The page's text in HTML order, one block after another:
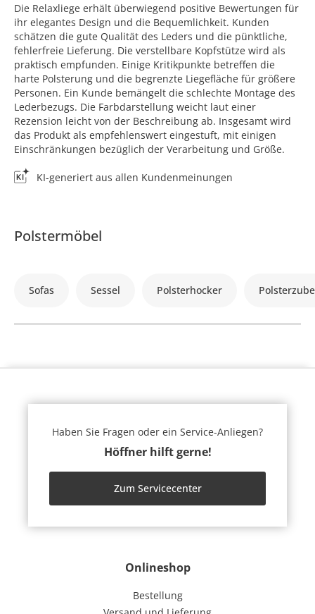
Die Relaxliege erhält überwiegend positive Bewertungen für
ihr elegantes Design und die Bequemlichkeit. Kunden
schätzen die gute Qualität des Leders und die pünktliche,
fehlerfreie Lieferung. Die verstellbare Kopfstütze wird als
praktisch empfunden. Einige Kritikpunkte betreffen die
harte Polsterung und die begrenzte Liegefläche für größere
Personen. Ein Kunde bemängelt die schlechte Montage des
Lederbezugs. Die Farbdarstellung weicht laut einer
Rezension leicht von der Beschreibung ab. Insgesamt wird
das Produkt als empfehlenswert eingestuft, mit einigen
Einschränkungen bezüglich der Verarbeitung und Größe.
KI-generiert aus allen Kundenmeinungen
Polstermöbel
Sofas Sessel Polsterhocker
Onlineshop
Bestellung
Haben Sie Fragen oder ein Service-Anliegen?
Höffner hilft gerne!
Zum Servicecenter